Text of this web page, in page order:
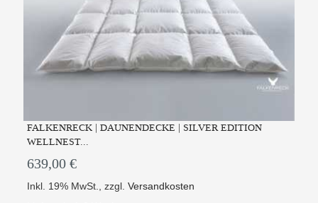
FALKENRECK | DAUNENDECKE | SILVER EDITION
WELLNEST...
639,00 €
Inkl. 19% MwSt. ,zzgl.Versandkosten